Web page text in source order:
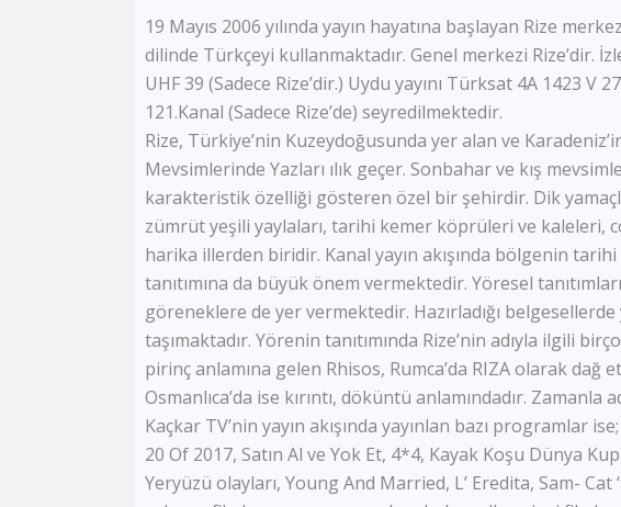
19 Mayıs 2006 yılında yayın hayatına başlayan Rize
dilinde Türkçeyi kullanmaktadır. Genel merkezi Rize’dir.
UHF 39 (Sadece Rize’dir.) Uydu yayını Türksat 4A 1423 V
121.Kanal (Sadece Rize’de) seyredilmektedir.
Rize, Türkiye’nin Kuzeydoğusunda yer alan ve
Mevsimlerinde Yazları ılık geçer. Sonbahar ve kış
karakteristik özelliği gösteren özel bir şehirdir. Dik
zümrüt yeşili yaylaları, tarihi kemer köprüleri ve kaleleri,
harika illerden biridir. Kanal yayın akışında bölgenin
tanıtımına da büyük önem vermektedir. Yöresel
göreneklere de yer vermektedir. Hazırladığı
taşımaktadır. Yörenin tanıtımında Rize’nin adıyla ilgili
pirinç anlamına gelen Rhisos, Rumca’da RIZA olarak dağ
Osmanlıca’da ise kırıntı, döküntü anlamındadır. Zamanla
Kaçkar TV’nin yayın akışında yayınlan bazı programlar
20 Of 2017, Satın Al ve Yok Et, 4*4, Kayak Koşu Dünya
Yeryüzü olayları, Young And Married, L’ Eredita, Sam- Cat